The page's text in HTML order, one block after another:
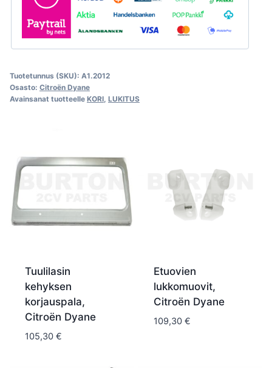
Tuotetunnus (SKU): A1.2012
Osasto: Citroën Dyane
Avainsanat tuotteelle KORI LUKITUS
Tuulilasin
kehyksen
korjauspala,
Citroën Dyane
105,30 €
Etuovien
lukkomuovit,
Citroën Dyane
109,30 €